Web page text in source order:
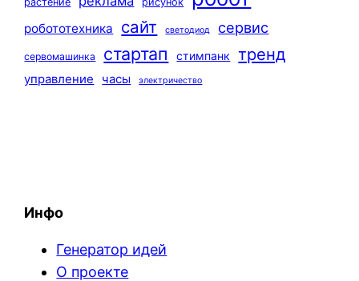
робототехника сайт светодиод сервис
сервомашинка стартап стимпанк тренд
управление часы электричество
Инфо
Генератор идей
О проекте